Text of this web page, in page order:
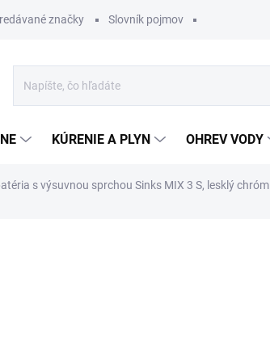
značky Slovník pojmov
KÚRENIE A PLYN OHREV VODY
s výsuvnou sprchou Sinks MIX 3 S, lesklý chróm